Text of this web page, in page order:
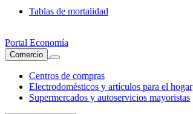
Tablas de mortalidad
Portal Economía
Comercio
Centros de compras
Electrodomésticos y artículos para el hogar
Supermercados y autoservicios mayoristas